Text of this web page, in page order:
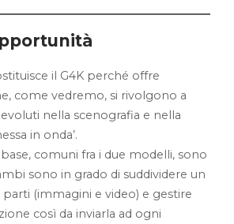
il G4K perché offre
come vedremo, si rivolgono a
nella scenografia e nella
in onda’.
comuni fra i due modelli, sono
sono in grado di suddividere un
(immagini e video) e gestire
così da inviarla ad ogni